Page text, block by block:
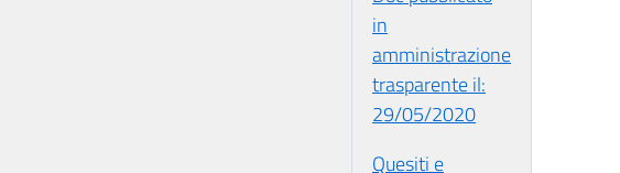
in
amministrazione
trasparente il:
29/05/2020
Quesiti e